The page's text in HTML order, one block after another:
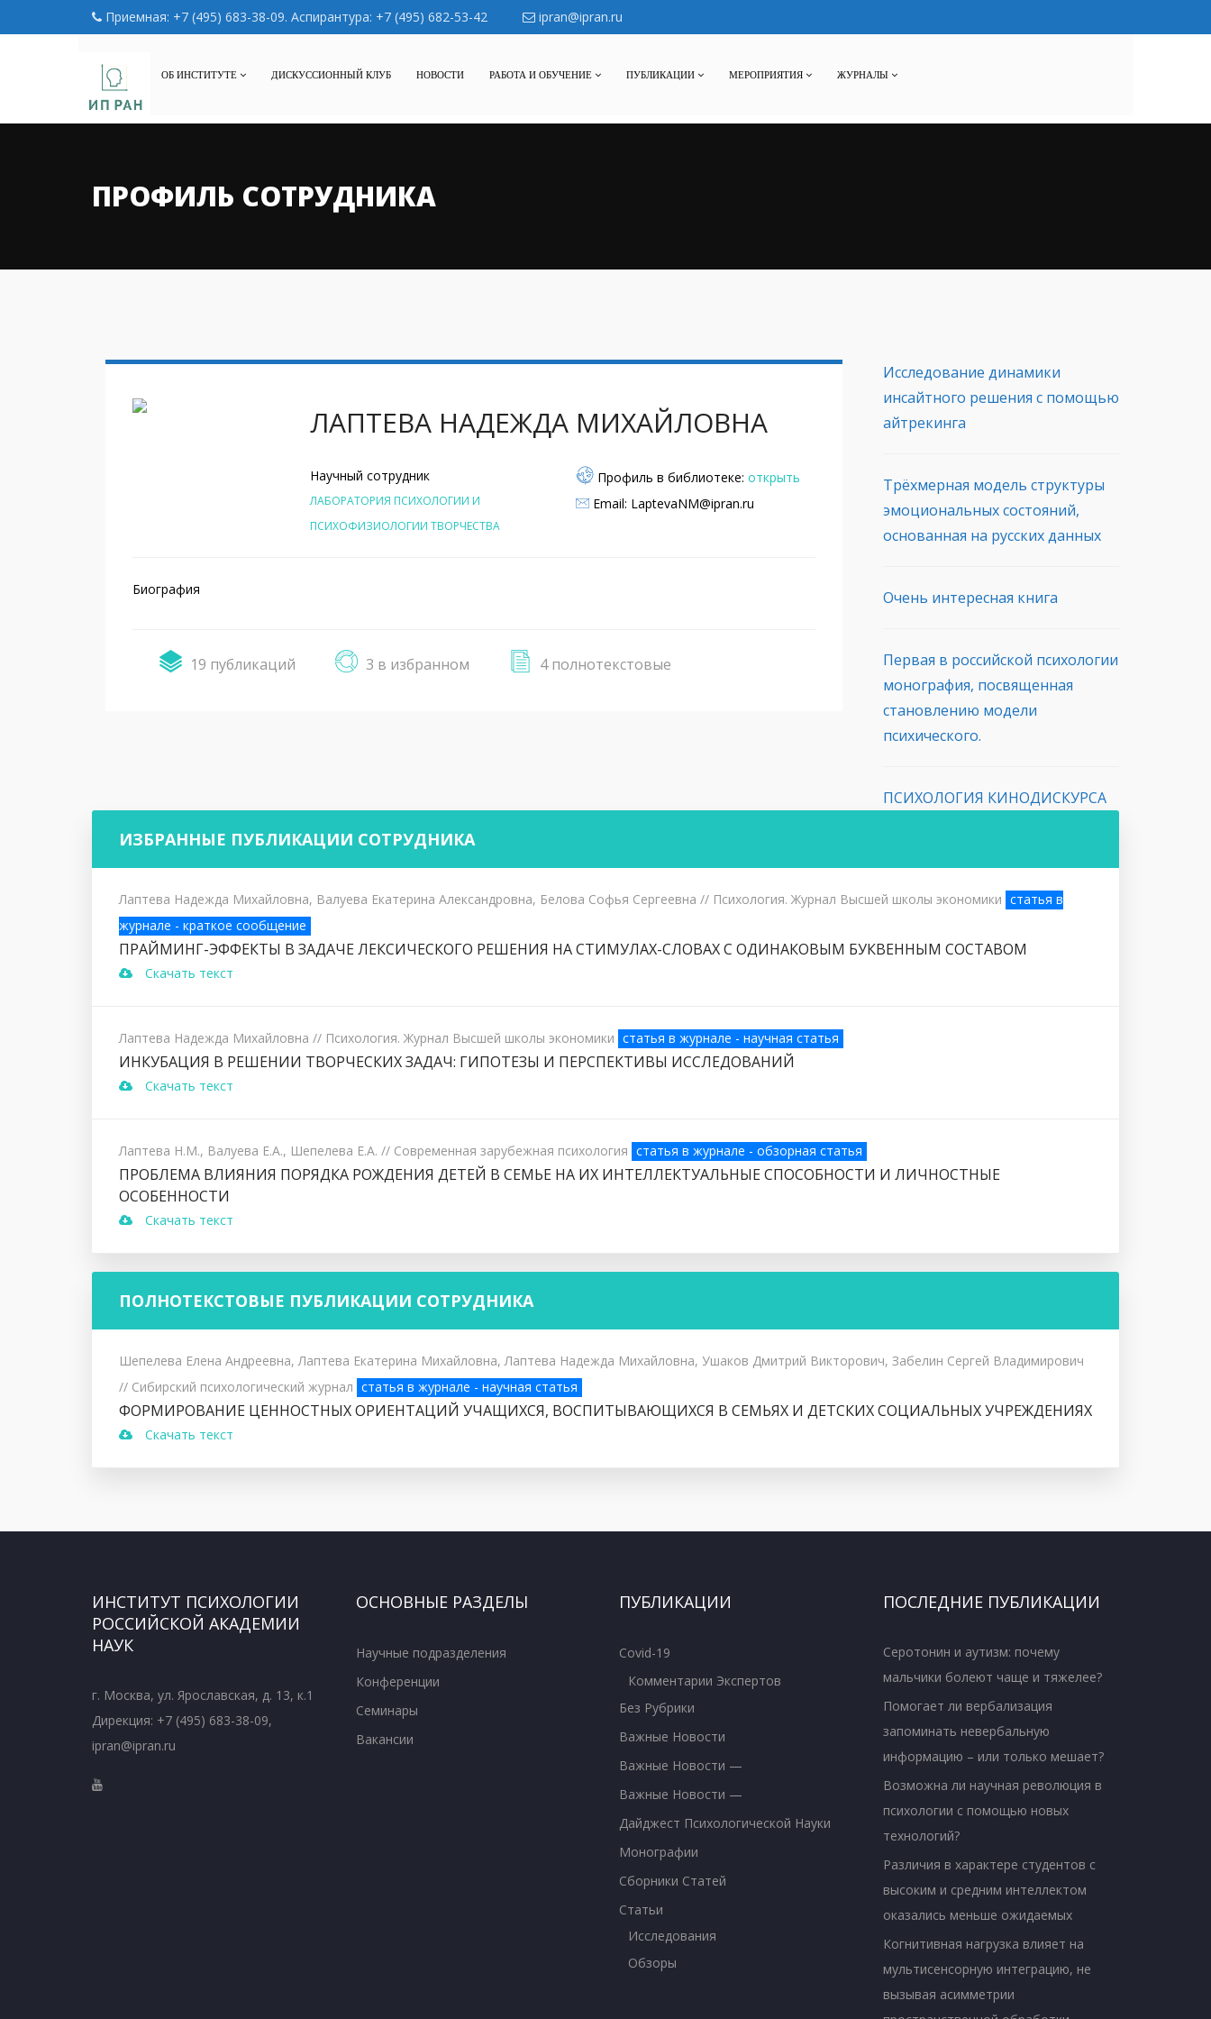
Приемная: +7 (495) 683-38-09. Аспирантура: +7 (495) 682-53-42 ipran@ipran.ru
ОБ ИНСТИТУТЕ ДИСКУССИОННЫЙ КЛУБ НОВОСТИ РАБОТА И ОБУЧЕНИЕ ПУБЛИКАЦИИ МЕРОПРИЯТИЯ ЖУРНАЛЫ
ПРОФИЛЬ СОТРУДНИКА
ЛАПТЕВА НАДЕЖДА МИХАЙЛОВНА
Научный сотрудник
ЛАБОРАТОРИЯ ПСИХОЛОГИИ И
ПСИХОФИЗИОЛОГИИ ТВОРЧЕСТВА
Профиль в библиотеке:открыть
Email: LaptevaNM@ipran.ru
Биография
19 публикаций 3 в избранном 4 полнотекстовые
Исследование динамики
инсайтного решения с помощью
айтрекинга
Трёхмерная модель структуры
эмоциональных состояний,
основанная на русских данных
Очень интересная книга
Первая в российской психологии
монография, посвященная
становлению модели
психического.
ПСИХОЛОГИЯ КИНОДИСКУРСА
ИЗБРАННЫЕ ПУБЛИКАЦИИ СОТРУДНИКА
Лаптева Надежда Михайловна, Валуева Екатерина Александровна, Белова Софья Сергеевна // Психология. Журнал Высшей школы экономики статья в
журнале - краткое сообщение
ПРАЙМИНГ-ЭФФЕКТЫ В ЗАДАЧЕ ЛЕКСИЧЕСКОГО РЕШЕНИЯ НА СТИМУЛАХ-СЛОВАХ С ОДИНАКОВЫМ БУКВЕННЫМ СОСТАВОМ
Скачать текст
Лаптева Надежда Михайловна // Психология. Журнал Высшей школы экономики статья в журнале - научная статья
ИНКУБАЦИЯ В РЕШЕНИИ ТВОРЧЕСКИХ ЗАДАЧ: ГИПОТЕЗЫ И ПЕРСПЕКТИВЫ ИССЛЕДОВАНИЙ
Скачать текст
Лаптева Н.М., Валуева Е.А., Шепелева Е.А. // Современная зарубежная психология статья в журнале - обзорная статья
ПРОБЛЕМА ВЛИЯНИЯ ПОРЯДКА РОЖДЕНИЯ ДЕТЕЙ В СЕМЬЕ НА ИХ ИНТЕЛЛЕКТУАЛЬНЫЕ СПОСОБНОСТИ И ЛИЧНОСТНЫЕ
ОСОБЕННОСТИ
Скачать текст
ПОЛНОТЕКСТОВЫЕ ПУБЛИКАЦИИ СОТРУДНИКА
Шепелева Елена Андреевна, Лаптева Екатерина Михайловна, Лаптева Надежда Михайловна, Ушаков Дмитрий Викторович, Забелин Сергей Владимирович
// Сибирский психологический журнал статья в журнале - научная статья
ФОРМИРОВАНИЕ ЦЕННОСТНЫХ ОРИЕНТАЦИЙ УЧАЩИХСЯ, ВОСПИТЫВАЮЩИХСЯ В СЕМЬЯХ И ДЕТСКИХ СОЦИАЛЬНЫХ УЧРЕЖДЕНИЯХ
Скачать текст
ИНСТИТУТ ПСИХОЛОГИИ
РОССИЙСКОЙ АКАДЕМИИ
НАУК
г. Москва, ул. Ярославская, д. 13, к.1
Дирекция: +7 (495) 683-38-09,
ipran@ipran.ru
ОСНОВНЫЕ РАЗДЕЛЫ
Научные подразделения
Конференции
Семинары
Вакансии
ПУБЛИКАЦИИ
Covid-19
Комментарии Экспертов
Без Рубрики
Важные Новости
Важные Новости —
Важные Новости —
Дайджест Психологической Науки
Монографии
Сборники Статей
Статьи
Исследования
Обзоры
ПОСЛЕДНИЕ ПУБЛИКАЦИИ
Серотонин и аутизм: почему
мальчики болеют чаще и тяжелее?
Помогает ли вербализация
запоминать невербальную
информацию – или только мешает?
Возможна ли научная революция в
психологии с помощью новых
технологий?
Различия в характере студентов с
высоким и средним интеллектом
оказались меньше ожидаемых
Когнитивная нагрузка влияет на
мультисенсорную интеграцию, не
вызывая асимметрии